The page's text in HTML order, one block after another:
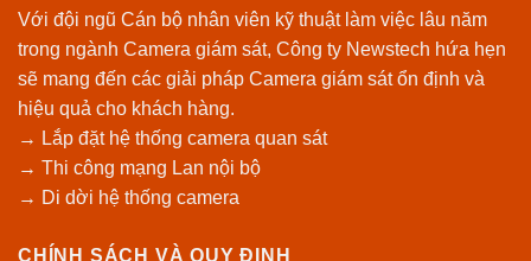
Với đội ngũ Cán bộ nhân viên kỹ thuật làm việc lâu năm
trong ngành Camera giám sát, Công ty Newstech hứa hẹn
sẽ mang đến các giải pháp Camera giám sát ổn định và
hiệu quả cho khách hàng.
→ Lắp đặt hệ thống camera quan sát
→ Thi công mạng Lan nội bộ
→ Di dời hệ thống camera
CHÍNH SÁCH VÀ QUY ĐỊNH